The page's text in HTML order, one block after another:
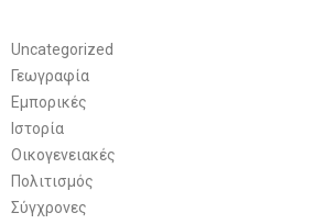
Uncategorized
Γεωγραφία
Εμπορικές
Ιστορία
Οικογενειακές
Πολιτισμός
Σύγχρονες